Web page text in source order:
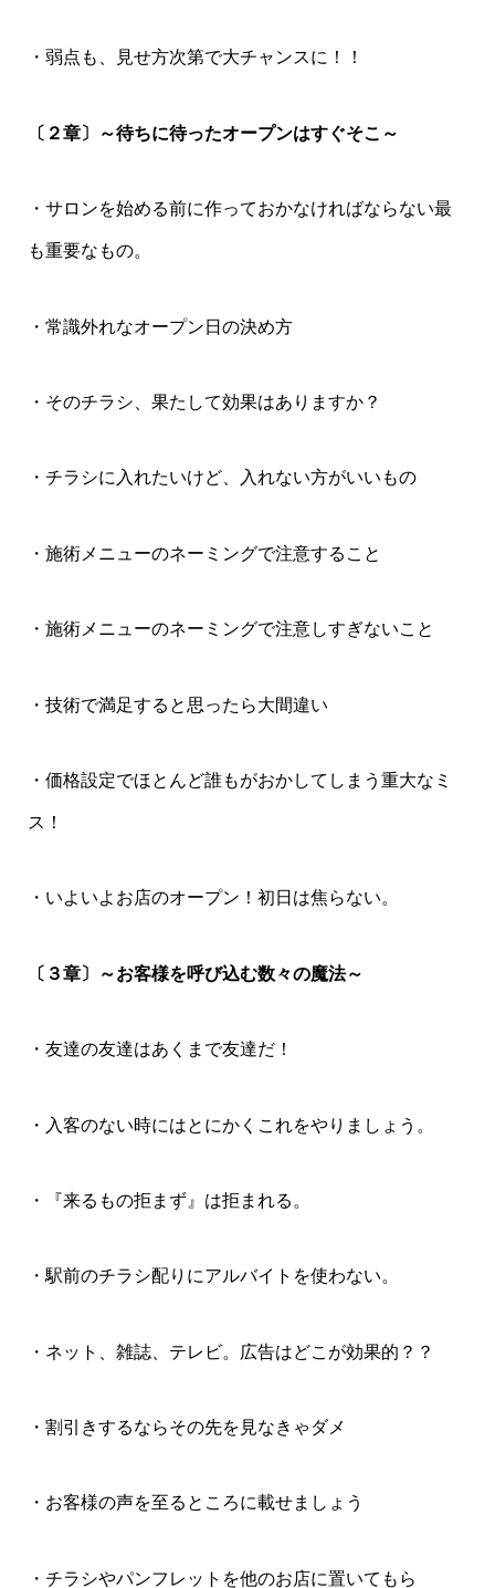
・弱点も、見せ方次第で大チャンスに！！
〔２章〕～待ちに待ったオープンはすぐそこ～
・サロンを始める前に作っておかなければならない最
も重要なもの。
・常識外れなオープン日の決め方
・そのチラシ、果たして効果はありますか？
・チラシに入れたいけど、入れない方がいいもの
・施術メニューのネーミングで注意すること
・施術メニューのネーミングで注意しすぎないこと
・技術で満足すると思ったら大間違い
・価格設定でほとんど誰もがおかしてしまう重大なミ
ス！
・いよいよお店のオープン！初日は焦らない。
〔３章〕～お客様を呼び込む数々の魔法～
・友達の友達はあくまで友達だ！
・入客のない時にはとにかくこれをやりましょう。
・『来るもの拒まず』は拒まれる。
・駅前のチラシ配りにアルバイトを使わない。
・ネット、雑誌、テレビ。広告はどこが効果的？？
・割引きするならその先を見なきゃダメ
・お客様の声を至るところに載せましょう
・チラシやパンフレットを他のお店に置いてもら